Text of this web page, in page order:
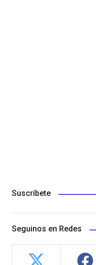
Suscríbete
Seguinos en Redes